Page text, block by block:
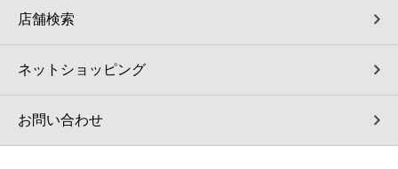
店舗検索
ネットショッピング
お問い合わせ